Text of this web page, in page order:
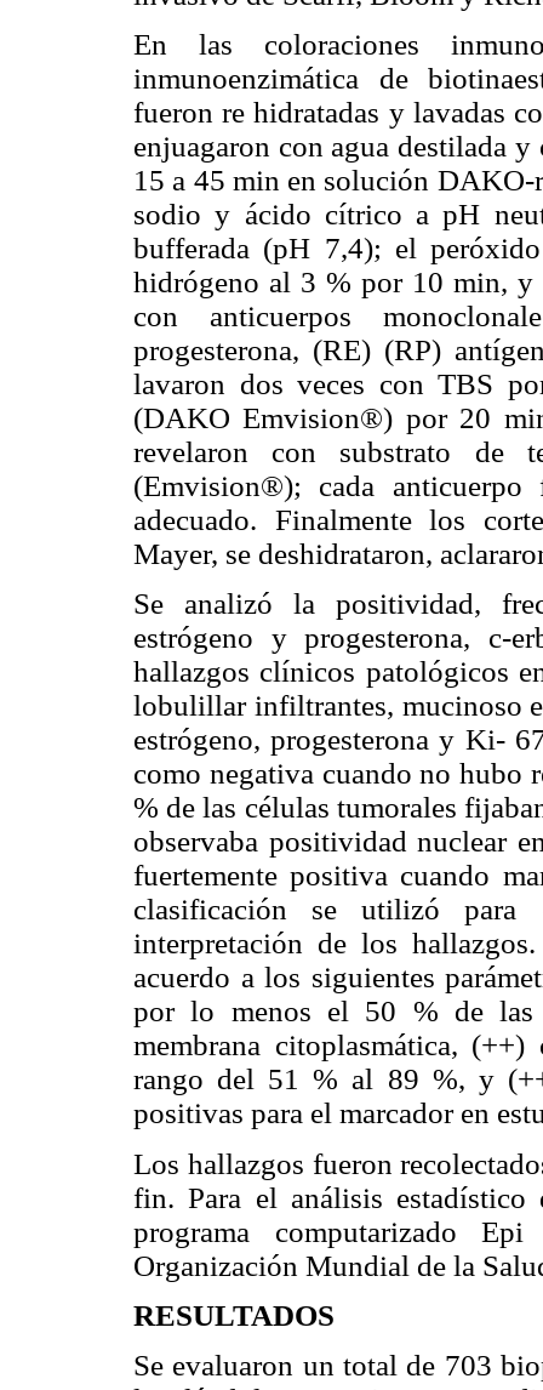
En las coloraciones
inmunoenzimática de
fueron re hidratadas y lavadas
enjuagaron con agua destilada
15 a 45 min en solución
sodio y ácido cítrico a pH
bufferada (pH 7,4); el
hidrógeno al 3 % por 10 min,
con anticuerpos
progesterona, (RE) (RP)
lavaron dos veces con TBS
(DAKO Emvision®) por 20
revelaron con substrato de
(Emvision®); cada
adecuado. Finalmente los
Mayer, se deshidrataron,
Se analizó la positividad,
estrógeno y progesterona, c-
hallazgos clínicos patológicos
lobulillar infiltrantes, mucinoso
estrógeno, progesterona y Ki-
como negativa cuando no hubo
% de las células tumorales
observaba positividad nuclear
fuertemente positiva cuando
clasificación se utilizó para
interpretación de los
acuerdo a los siguientes
por lo menos el 50 % de las
membrana citoplasmática,
rango del 51 % al 89 %, y
positivas para el marcador en
Los hallazgos fueron
fin. Para el análisis
programa computarizado
Organización Mundial de la
RESULTADOS
Se evaluaron un total de 703